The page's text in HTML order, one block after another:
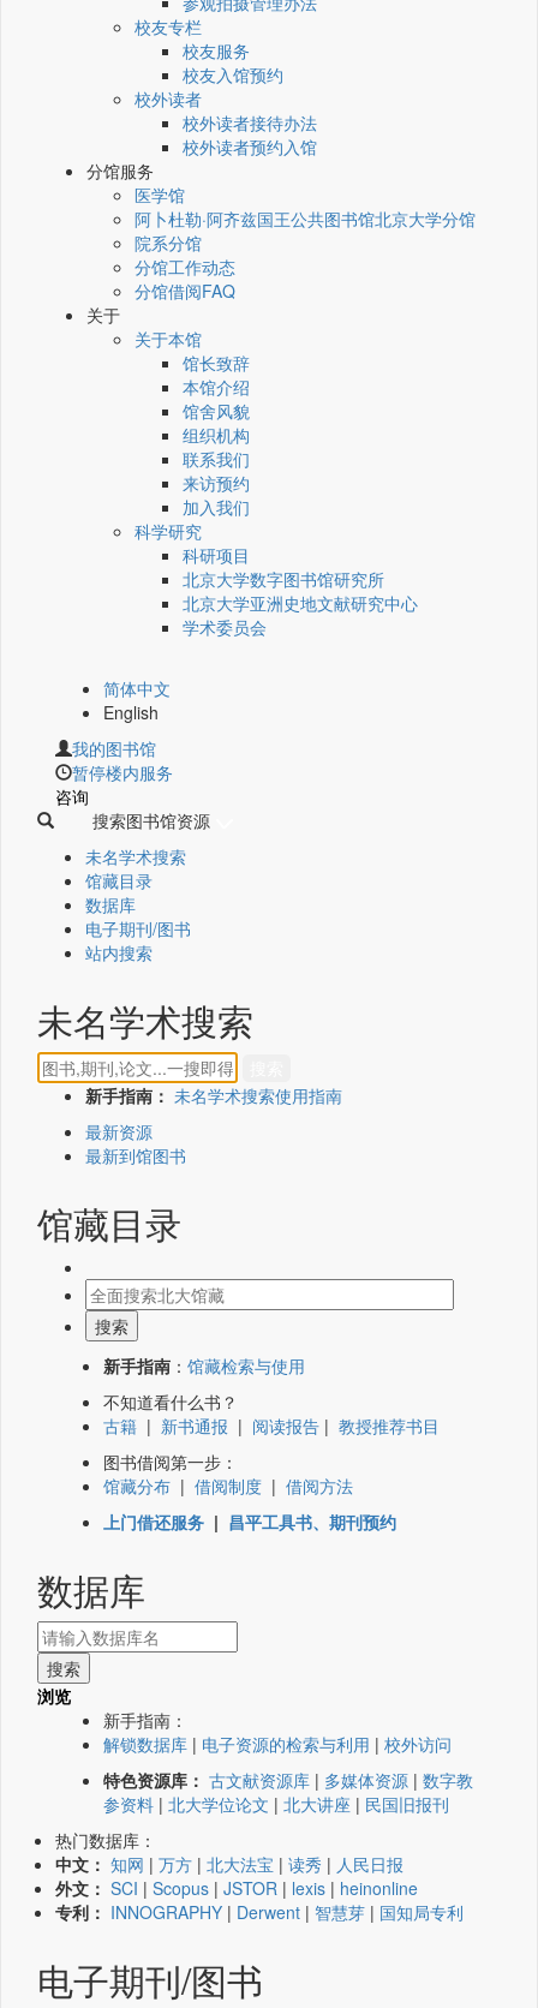
校友专栏
校友服务
校友入馆预约
校外读者
校外读者接待办法
校外读者预约入馆
分馆服务
医学馆
阿卜杜勒·阿齐兹国王公共图书馆北京大学分馆
院系分馆
分馆工作动态
分馆借阅FAQ
关于
关于本馆
馆长致辞
本馆介绍
馆舍风貌
组织机构
联系我们
来访预约
加入我们
科学研究
科研项目
北京大学数字图书馆研究所
北京大学亚洲史地文献研究中心
学术委员会
简体中文
English
我的图书馆
暂停楼内服务
咨询
搜索图书馆资源
未名学术搜索
馆藏目录
数据库
电子期刊/图书
站内搜索
未名学术搜索
新手指南： 未名学术搜索使用指南
最新资源
最新到馆图书
馆藏目录
新手指南 ： 馆藏检索与使用
不知道看什么书？
古籍 | 新书通报 | 阅读报告 | 教授推荐书目
图书借阅第一步：
馆藏分布 | 借阅制度 | 借阅方法
上门借还服务 | 昌平工具书、期刊预约
数据库
浏览
新手指南：
解锁数据库 | 电子资源的检索与利用 | 校外访问
特色资源库： 古文献资源库 | 多媒体资源 | 数字教
参资料 | 北大学位论文 | 北大讲座 | 民国旧报刊
热门数据库：
中文： 知网 | 万方 | 北大法宝 | 读秀 | 人民日报
外文： SCI | Scopus | JSTOR | lexis | heinonline
专利： INNOGRAPHY | Derwent | 智慧芽 | 国知局专利
电子期刊/图书